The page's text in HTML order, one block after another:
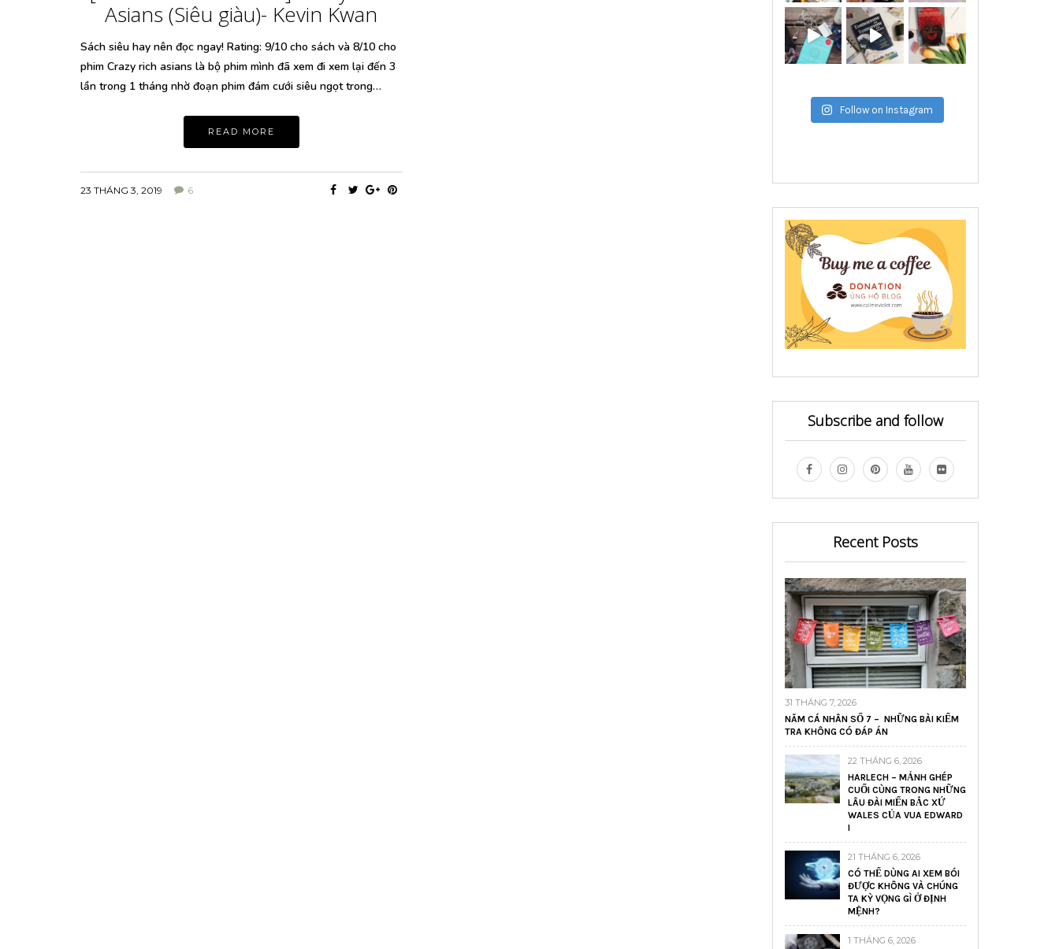
Asians (Siêu giàu)- Kevin Kwan
Sách siêu hay nên đọc ngay! Rating: 9/10 cho sách và 8/10 cho
phim Crazy rich asians là bộ phim mình đã xem đi xem lại đến 3
lần trong 1 tháng nhờ đoạn phim đám cưới siêu ngọt trong…
READ MORE
23 THÁNG 3, 2019 6
Follow on Instagram
Subscribe and follow
Recent Posts
31 THÁNG 7, 2026
NĂM CÁ NHÂN SỐ 7 – NHỮNG BÀI KIỂM
TRA KHÔNG CÓ ĐÁP ÁN
22 THÁNG 6, 2026
HARLECH – MẢNH GHÉP
CUỐI CÙNG TRONG NHỮNG
LÂU ĐÀI MIẾN BẮC XỨ
WALES CỦA VUA EDWARD
I
21 THÁNG 6, 2026
CÓ THỂ DÙNG AI XEM BÓI
ĐƯỢC KHÔNG VÀ CHÚNG
TA KỲ VỌNG GÌ Ở ĐỊNH
MỆNH?
1 THÁNG 6, 2026